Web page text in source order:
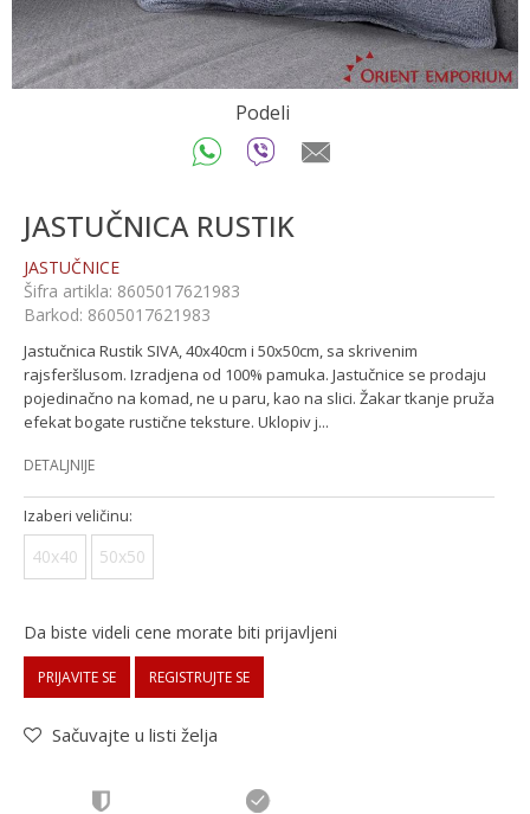
Podeli
JASTUČNICA RUSTIK
JASTUČNICE
Šifra artikla: 8605017621983
Barkod: 8605017621983
Jastučnica Rustik SIVA, 40x40cm i 50x50cm, sa skrivenim
rajsferšlusom. Izradjena od 100% pamuka. Jastučnice se prodaju
pojedinačno na komad, ne u paru, kao na slici. Žakar tkanje pruža
efekat bogate rustične teksture. Uklopiv j...
DETALJNIJE
Izaberi veličinu:
40x40 50x50
Da biste videli cene morate biti prijavljeni
PRIJAVITE SE REGISTRUJTE SE
Sačuvajte u listi želja